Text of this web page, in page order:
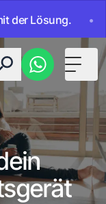
• Ab
Toggle